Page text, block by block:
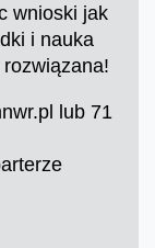
wnioski jak
i nauka
lub 71